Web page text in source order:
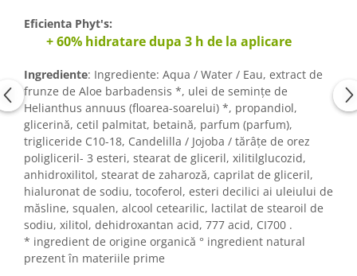
Eficienta Phyt's:
+ 60% hidratare dupa 3 h de la aplicare
Ingrediente: Ingrediente: Aqua / Water / Eau, extract de
frunze de Aloe barbadensis *, ulei de semințe de
Helianthus annuus (floarea-soarelui) *, propandiol,
glicerină, cetil palmitat, betaină, parfum (parfum),
trigliceride C10-18, Candelilla / Jojoba / tărâțe de orez
poligliceril- 3 esteri, stearat de gliceril, xilitilglucozid,
anhidroxilitol, stearat de zaharoză, caprilat de gliceril,
hialuronat de sodiu, tocoferol, esteri decilici ai uleiului de
măsline, squalen, alcool cetearilic, lactilat de stearoil de
sodiu, xilitol, dehidroxantan acid, 777 acid, CI700 .
* ingredient de origine organică ° ingredient natural
prezent în materiile prime